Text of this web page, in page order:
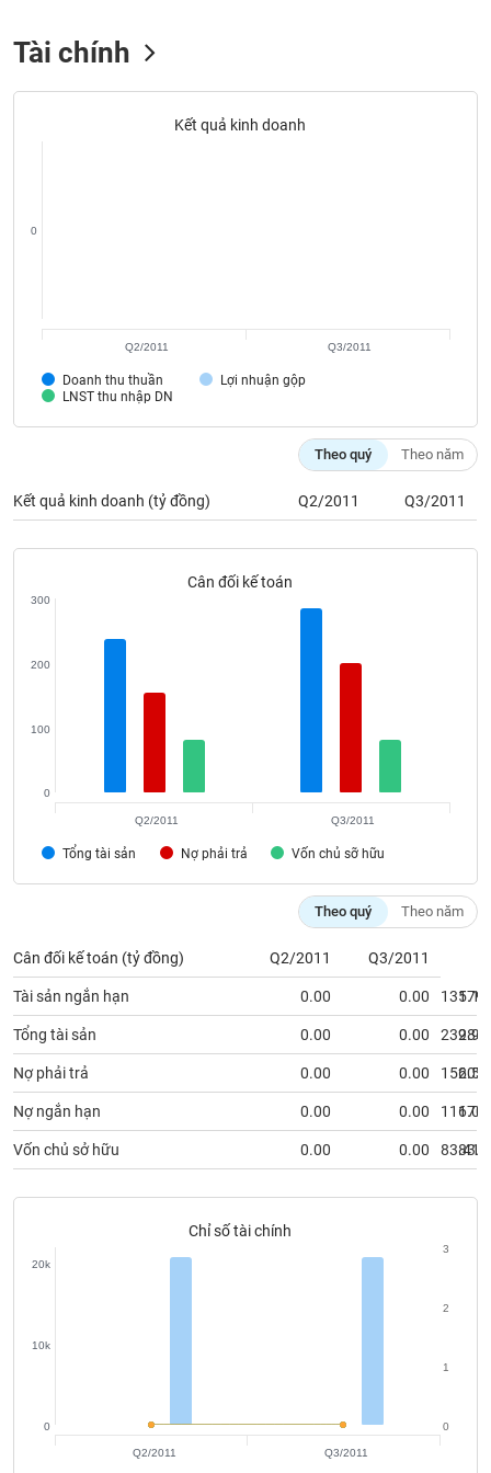
Tâm
Tài chính
Kết quả kinh doanh
Doanh thu thuần
Lợi nhuận gộp
LNST thu nhập DN
0
Q2/2011 Q3/2011
Theo quý Theo năm
Kết quả kinh doanh (tỷ đồng) Q2/2011 Q3/2011
Cân đối kế toán
Tổng tài sản Nợ phải trả Vốn chủ sỡ hữu
0
100
200
300
Q2/2011 Q3/2011
Theo quý Theo năm
Cân đối kế toán (tỷ đồng) Q2/2011 Q3/2011
Tài sản ngắn hạn 0.00 0.00 135.12
Tổng tài sản 0.00 0.00 239.92
Nợ phải trả 0.00 0.00 156.51
Nợ ngắn hạn 0.00 0.00 116.05
Vốn chủ sở hữu 0.00 0.00 83.41
Chỉ số tài chính
0
10k
20k
0
1
2
3
Q2/2011 Q3/2011
TIÊU
DÙNG
THIẾT
SÓC
SỨC
CÔNG
NGHỆ
TIN
DỊCH
VỤ
TRUYỀN
THÔNG
TIỆN
ÍCH